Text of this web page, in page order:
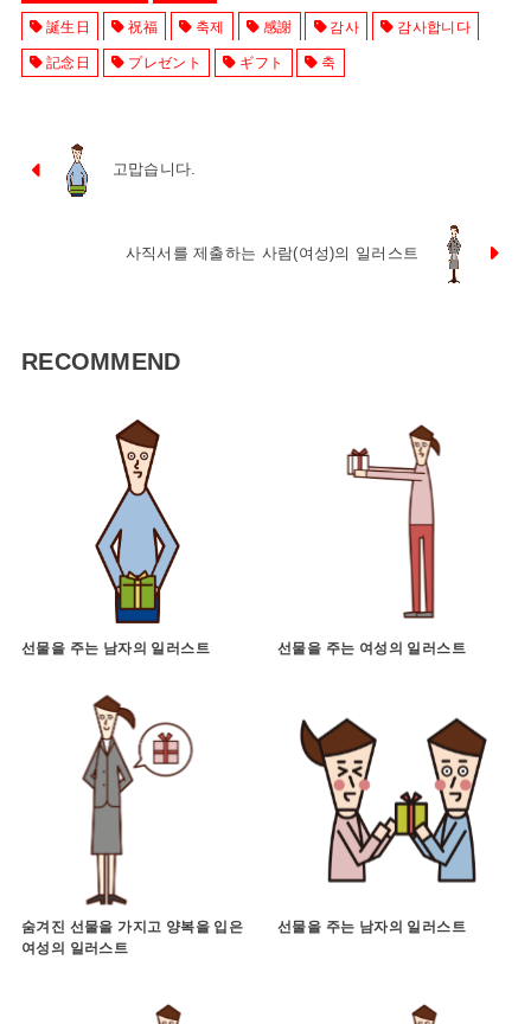
誕生日 祝福 축제 感謝 감사 감사합니다
記念日 プレゼント ギフト 축
고맙습니다.
사직서를 제출하는 사람(여성)의 일러스트
RECOMMEND
선물을 주는 남자의 일러스트 선물을 주는 여성의 일러스트
숨겨진 선물을 가지고 양복을 입은
여성의 일러스트
선물을 주는 남자의 일러스트